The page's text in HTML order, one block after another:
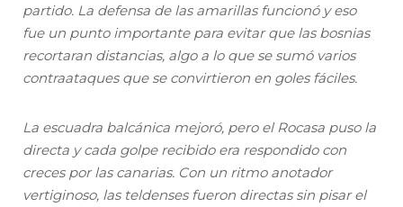
partido. La defensa de las amarillas funcionó y eso
fue un punto importante para evitar que las bosnias
recortaran distancias, algo a lo que se sumó varios
contraataques que se convirtieron en goles fáciles.
La escuadra balcánica mejoró, pero el Rocasa puso la
directa y cada golpe recibido era respondido con
creces por las canarias. Con un ritmo anotador
vertiginoso, las teldenses fueron directas sin pisar el